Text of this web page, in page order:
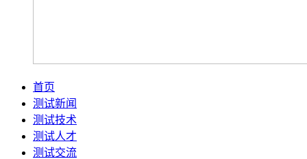
首页
测试新闻
测试技术
测试人才
测试交流